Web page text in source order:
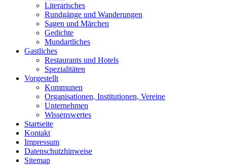
Literarisches
Rundgänge und Wanderungen
Sagen und Märchen
Gedichte
Mundartliches
Gastliches
Restaurants und Hotels
Spezialitäten
Vorgestellt
Kommunen
Organisationen, Institutionen, Vereine
Unternehmen
Wissenswertes
Startseite
Kontakt
Impressum
Datenschutzhinweise
Sitemap